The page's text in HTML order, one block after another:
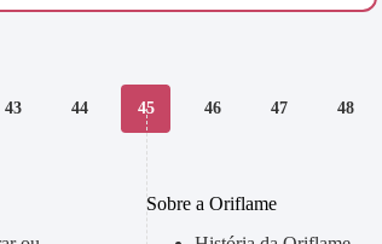
43 44 45 46 47 48
Sobre a Oriflame